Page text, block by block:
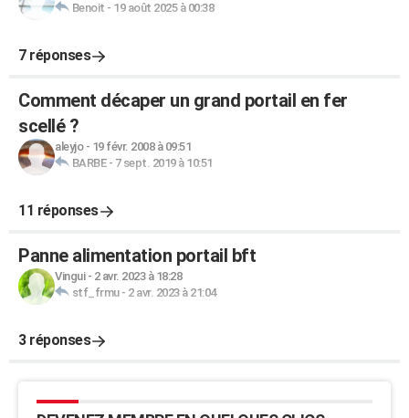
Benoit - 19 août 2025 à 00:38
7 réponses
Comment décaper un grand portail en fer
scellé ?
aleyjo- 19 févr. 2008 à 09:51
BARBE- 7 sept. 2019 à 10:51
11 réponses
Panne alimentation portail bft
Vingui- 2 avr. 2023 à 18:28
stf_frmu- 2 avr. 2023 à 21:04
3 réponses